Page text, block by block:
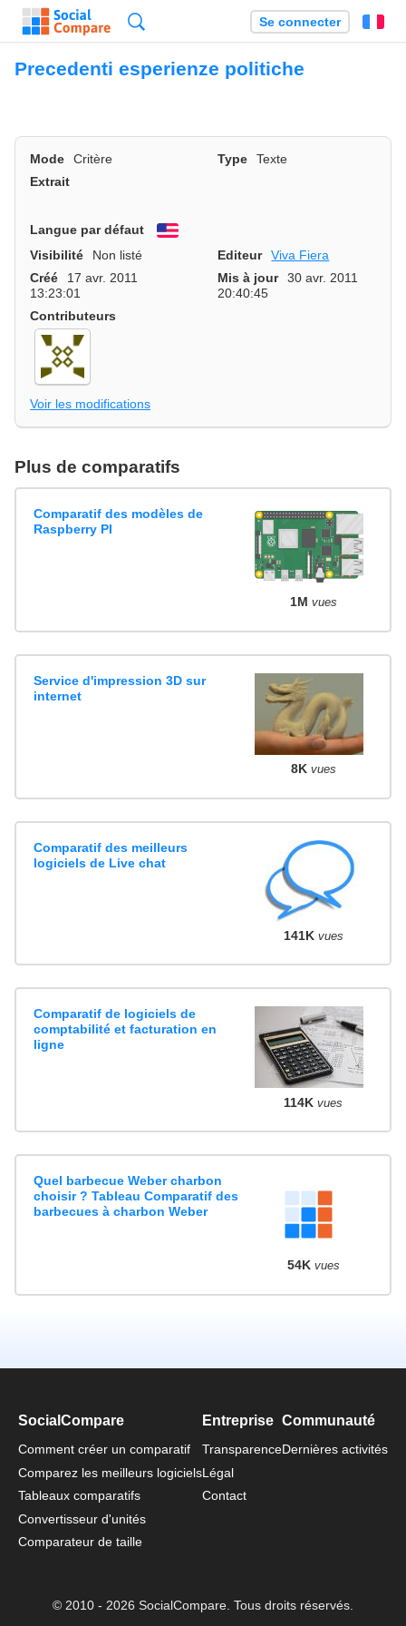
Se connecter
Precedenti esperienze politiche
Mode Critère Type
Texte
Extrait
Langue par défaut
English
Visibilité
Non listé Editeur
Viva Fiera
Créé
17 avr. 2011
13:23:01
Mis à jour
30 avr. 2011
20:40:45
Contributeurs
Voir les modifications
Plus de comparatifs
Comparatif des modèles de
Raspberry PI
1M vues
Service d'impression 3D sur
internet
8K vues
Comparatif des meilleurs
logiciels de Live chat
141K vues
Comparatif de logiciels de
comptabilité et facturation en
ligne
114K vues
Quel barbecue Weber charbon
choisir ? Tableau Comparatif des
barbecues à charbon Weber
54K vues
SocialCompare
Comment créer un comparatif
Comparez les meilleurs logiciels
Tableaux comparatifs
Convertisseur d'unités
Comparateur de taille
Entreprise
Transparence
Légal
Contact
Communauté
Dernières activités
© 2010 - 2026 SocialCompare. Tous droits réservés.